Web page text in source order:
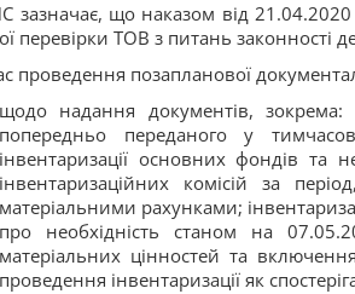
зазначає, що наказом від
перевірки TOB з питань законності
проведення позапланової
щодо надання документів,
попередньо переданого у
інвентаризації основних фондів та
інвентаризаційних комісій за
матеріальними рахунками;
про необхідність станом на
матеріальних цінностей та
проведення інвентаризації як